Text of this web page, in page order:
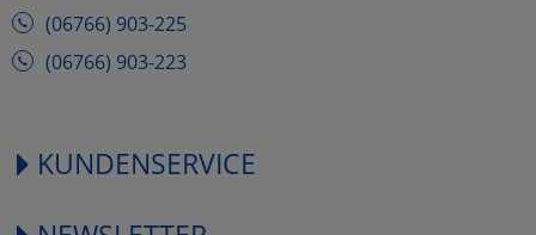
(06766) 903-225
(06766) 903-223
KUNDENSERVICE